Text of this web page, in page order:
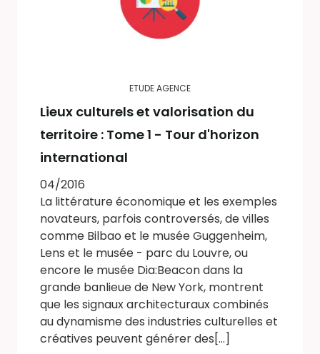
ETUDE AGENCE
Lieux culturels et valorisation du
territoire : Tome 1 - Tour d'horizon
international
04/2016
La littérature économique et les exemples
novateurs, parfois controversés, de villes
comme Bilbao et le musée Guggenheim,
Lens et le musée - parc du Louvre, ou
encore le musée Dia:Beacon dans la
grande banlieue de New York, montrent
que les signaux architecturaux combinés
au dynamisme des industries culturelles et
créatives peuvent générer des[...]